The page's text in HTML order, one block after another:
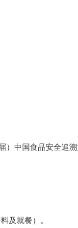
）中国食品安全追
及就餐）。